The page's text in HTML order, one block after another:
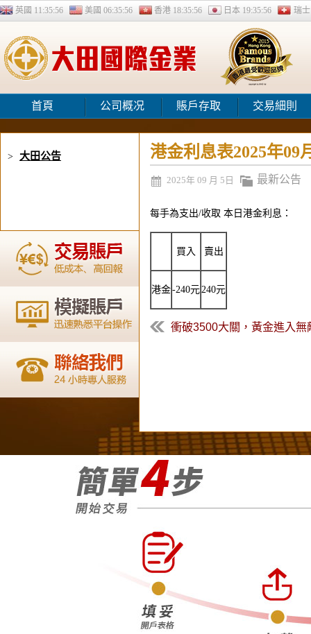
英國 11:35:57 美國 06:35:57 香港 18:35:57 日本 19:35:57 瑞
首頁 公司概况 賬戶存取 交易細則
> 大田公告 港金利息表2025年09
2025年 09 月 5日 最新公告
每手為支出/收取 本日港金利息：
買入 賣出
港金-240元240元
衝破3500大關，黃金進入無